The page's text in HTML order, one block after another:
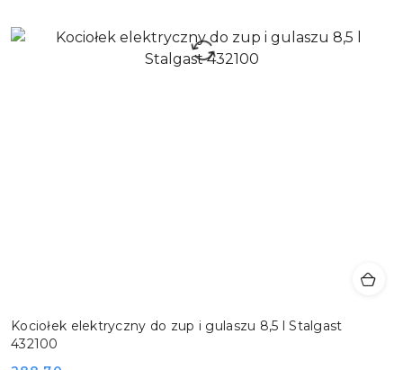
Kociołek elektryczny do zup i gulaszu 8,5 l Stalgast
432100